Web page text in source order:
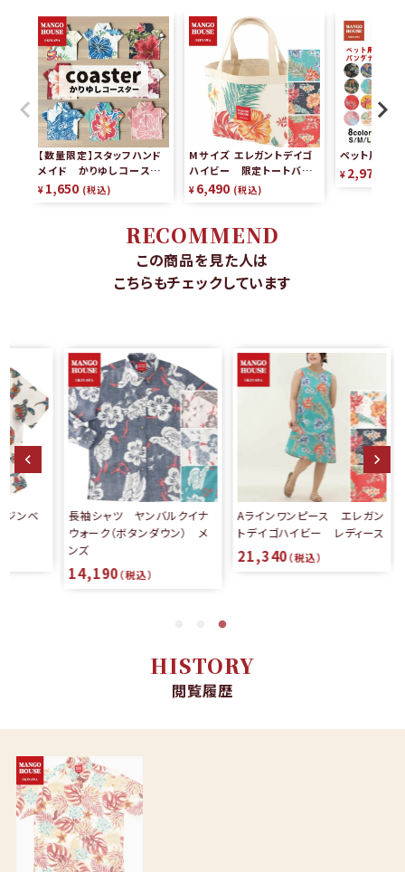
【数量限定】スタッフハンド
メイド かりゆしコースタ
ー（2枚組）
¥ 1,650 税込
Mサイズ エレガントデイゴ
ハイビー 限定トートバッグ
リバーシブル
¥ 6,490 税込
ペット用かり
¥ 2,970
RECOMMEND
この商品を見た人は
こちらもチェックしています
長袖シャツ ヤンバルクイナ
ウォーク（ボタンダウン） メ
14,190（税込）
Aラインワンピース エレガン
トデイゴハイビー レディース
21,340（税込）
HISTORY
閲覧履歴